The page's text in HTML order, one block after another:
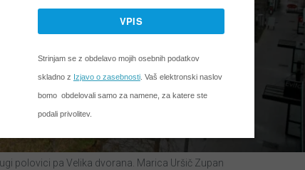
polovici pa Velika dvorana. Marica Uršič Zupan